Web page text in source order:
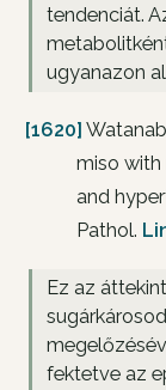
tendenciát.
ugyanazon
[1620]
miso with
and
Pathol.
Ez az
fektetve az